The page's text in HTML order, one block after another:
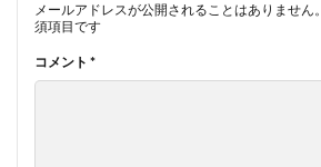
メールアドレスが公開されることはありません。
須項目です
コメント *